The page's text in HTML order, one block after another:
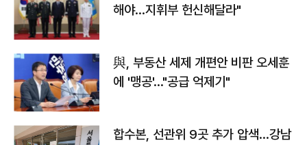
해야…지휘부 헌신해달라"
與, 부동산 세제 개편안 비판 오세훈
에 '맹공'…"공급 억제기"
합수본, 선관위 9곳 추가 압색…강남